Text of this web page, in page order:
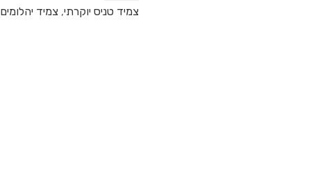
צמיד טניס יוקרתי, צמיד יהלומים